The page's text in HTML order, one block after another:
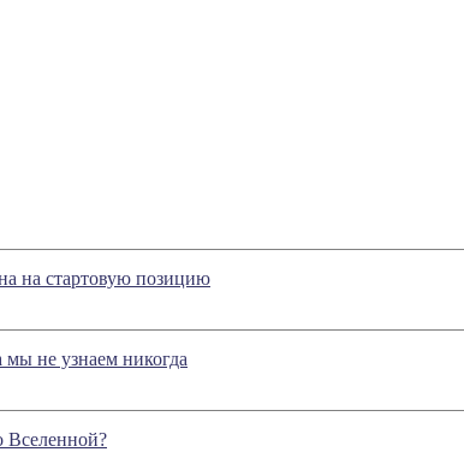
на стартовую позицию
не узнаем никогда
Вселенной?